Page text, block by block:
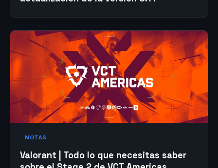
NOTAS
Valorant | Todo lo que necesitas saber